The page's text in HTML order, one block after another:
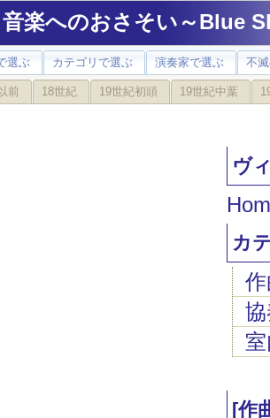
楽へのおさそい～Blue
選ぶ カテゴリで選ぶ 演奏家で選ぶ 不
前 18世紀 19世紀初頭 19世紀中葉
ヴ
カ
[作